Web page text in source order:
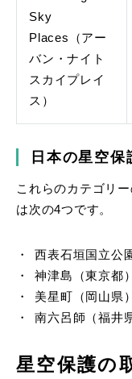
Sky
Places（アー
バン・ナイト
スカイプレイ
ス）
日本の星空保
これらのカテゴリ
は次の4つです。
西表石垣国立公
神津島（東京都
美星町（岡山県
南六呂師（福井
星空保護の